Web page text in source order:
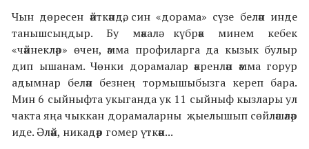
Чын дөресен әйткәндә, син «дорама» сүзе белән инде
танышсыңдыр. Бу мәкалә күбрәк минем кебек
«чәйнекләр» өчен, әмма профиларга да кызык булыр
дип ышанам. Чөнки дорамалар әкренләп әмма горур
адымнар белән безнең тормышыбызга кереп бара.
Мин 6 сыйныфта укыганда ук 11 сыйныф кызлары ул
чакта яңа чыккан дорамаларны җыелышып сөйләшәләр
иде. Әләй, никадәр гомер үткән...